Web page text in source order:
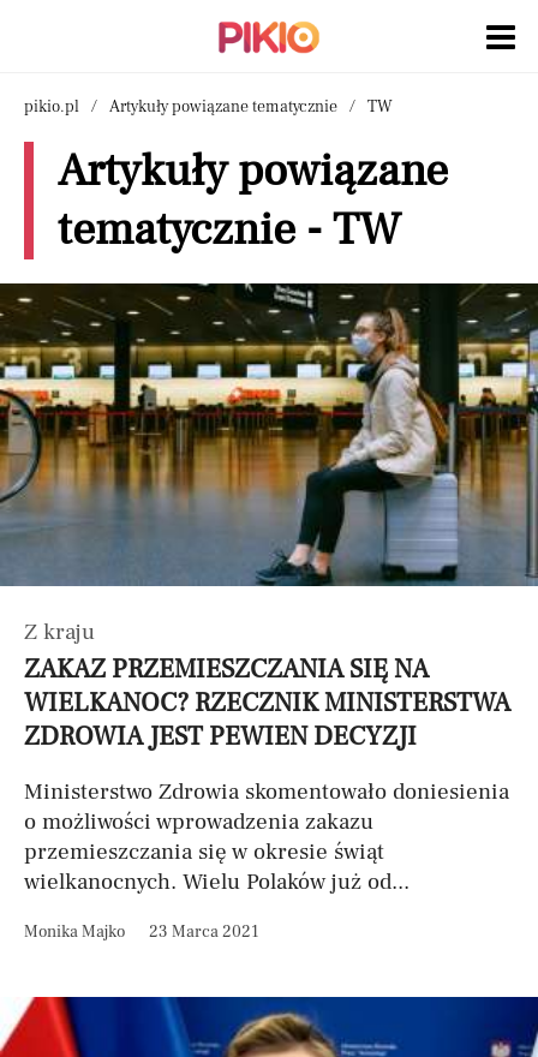
pikio.pl Artykuły powiązane tematycznie TW
Artykuły powiązane
tematycznie - TW
Z kraju
ZAKAZ PRZEMIESZCZANIA SIĘ NA
WIELKANOC? RZECZNIK MINISTERSTWA
ZDROWIA JEST PEWIEN DECYZJI
Ministerstwo Zdrowia skomentowało doniesienia
o możliwości wprowadzenia zakazu
przemieszczania się w okresie świąt
wielkanocnych. Wielu Polaków już od...
Monika Majko 23 Marca 2021